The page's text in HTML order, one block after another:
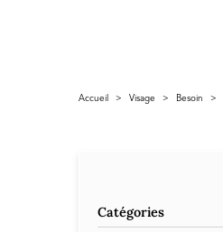
Accueil > Visage > Besoin >
Catégories